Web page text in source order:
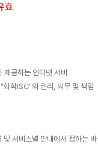
효
공하는 인터넷 서비
학ISC"의 권리, 의무 및 책임
및 서비스별 안내에서 정하는 바